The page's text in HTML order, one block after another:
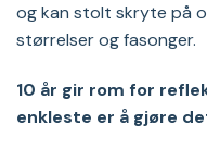
og kan stolt skryte på
størrelser og fasonger.
10 år gir rom for
enkleste er å gjøre